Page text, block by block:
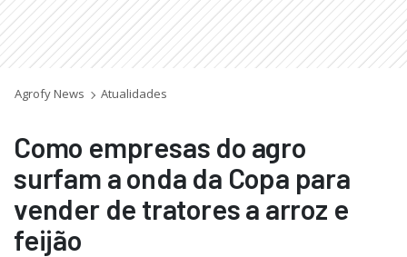
Agrofy News Atualidades
Como empresas do agro
surfam a onda da Copa para
vender de tratores a arroz e
feijão